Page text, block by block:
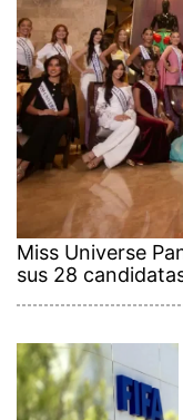
Miss Universe
sus 28